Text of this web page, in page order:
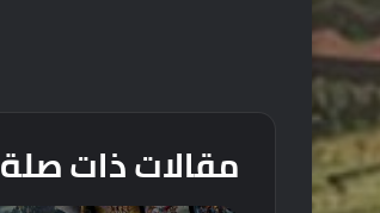
مقالات ذات صلة